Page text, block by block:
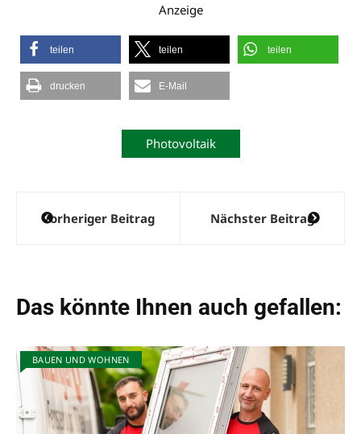
Anzeige
teilen teilen teilen
drucken E-Mail
Photovoltaik
Beitragsnavigation
Vorheriger Beitrag Nächster Beitrag
Das könnte Ihnen auch gefallen:
BAUEN UND WOHNEN